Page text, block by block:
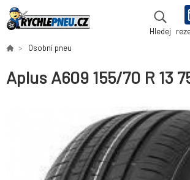
Hledej
Osobní pneu
Aplus A609 155/70 R 13